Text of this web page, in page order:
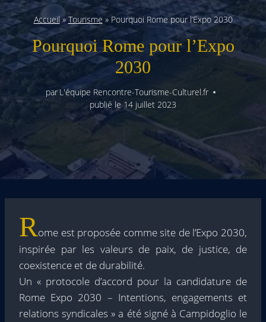
Accueil»Tourisme » Pourquoi Rome pour l’Expo 2030
Pourquoi Rome pour l’Expo
2030
par L'équipe Rencontre-Tourisme-Culturel.fr
publié le 14 juillet 2023
Rome est proposée comme site de l’Expo 2030,
inspirée par les valeurs de paix, de justice, de
coexistence et de durabilité.
Un « protocole d’accord pour la candidature de
Rome Expo 2030 – Intentions, engagements et
relations syndicales » a été signé à Campidoglio le